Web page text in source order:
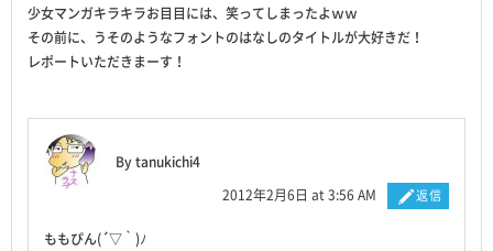
少女マンガキラキラお目目には、笑ってしまったよｗｗ
その前に、うそのようなフォントのはなしのタイトルが大好きだ！
レポートいただきまーす！
By tanukichi4
2012年2月6日 at 3:56 AM
返信
ももぴん(´▽｀)ﾉ